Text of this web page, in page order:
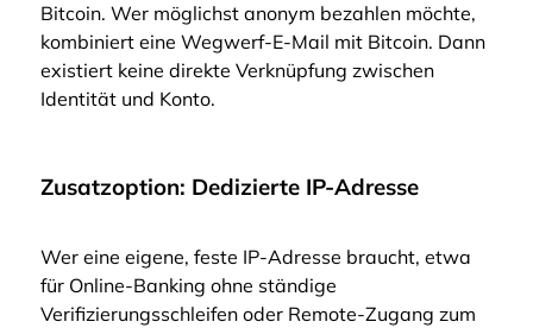
Bitcoin. Wer möglichst anonym bezahlen möchte,
kombiniert eine Wegwerf-E-Mail mit Bitcoin. Dann
existiert keine direkte Verknüpfung zwischen
Identität und Konto.
Zusatzoption: Dedizierte IP-Adresse
Wer eine eigene, feste IP-Adresse braucht, etwa
für Online-Banking ohne ständige
Verifizierungsschleifen oder Remote-Zugang zum